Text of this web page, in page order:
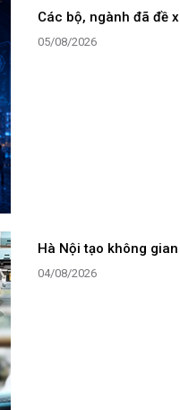
Các bộ, ngành đã đề
05/08/2026
Hà Nội tạo không
04/08/2026